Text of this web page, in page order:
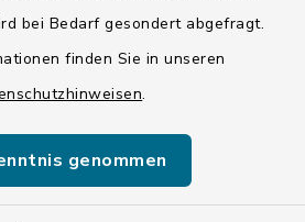
bei Bedarf gesondert abgefragt.
finden Sie in unseren
.
genommen